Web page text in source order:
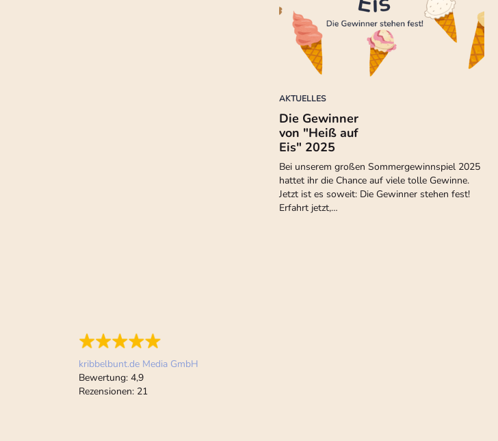
AKTUELLES
Die Gewinner
von "Heiß auf
Eis" 2025
Bei unserem großen Sommergewinnspiel 2025
hattet ihr die Chance auf viele tolle Gewinne.
Jetzt ist es soweit: Die Gewinner stehen fest!
Erfahrt jetzt,…
kribbelbunt.de Media GmbH
Bewertung: 4,9
Rezensionen: 21